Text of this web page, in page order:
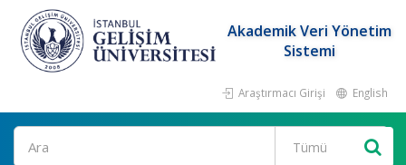
Akademik Veri Yönetim
Sistemi
Araştırmacı Girişi English
Ara